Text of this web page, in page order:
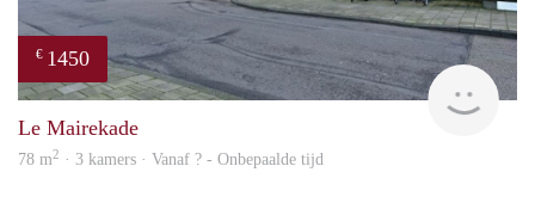
€ 1450
Le Mairekade
78 m2 · 3 kamers · Vanaf ? - Onbepaalde tijd